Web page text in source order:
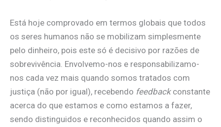
Está hoje comprovado em termos globais que todos
os seres humanos não se mobilizam simplesmente
pelo dinheiro, pois este só é decisivo por razões de
sobrevivência. Envolvemo-nos e responsabilizamo-
nos cada vez mais quando somos tratados com
justiça (não por igual), recebendo feedbackconstante
acerca do que estamos e como estamos a fazer,
sendo distinguidos e reconhecidos quando assim o